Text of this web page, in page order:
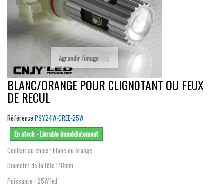
Agrandir l'image
BLANC/ORANGE POUR CLIGNOTANT OU FEUX
DE RECUL
Référence PSY24W-CREE-25W
En stock - Livrable immédiatement
Couleur au choix : Blanc ou orange
Diamètre de la tête : 18mm
Puissance : 25W led